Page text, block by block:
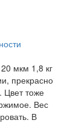
мкм 1,8 кг
прекрасно
Цвет тоже
Вес
В